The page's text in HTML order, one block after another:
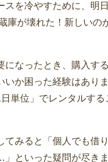
スを冷やすために、明
庫が壊れた！新しいの
になったとき、購入す
いか困った経験はあり
単位」でレンタルす
てみると「個人でも借
」といった疑問が尽き